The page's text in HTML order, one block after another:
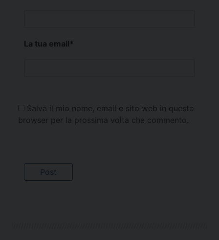
La tua email*
Salva il mio nome, email e sito web in questo
browser per la prossima volta che commento.